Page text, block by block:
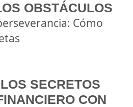
OBSTÁCULOS
Cómo
SECRETOS
CON